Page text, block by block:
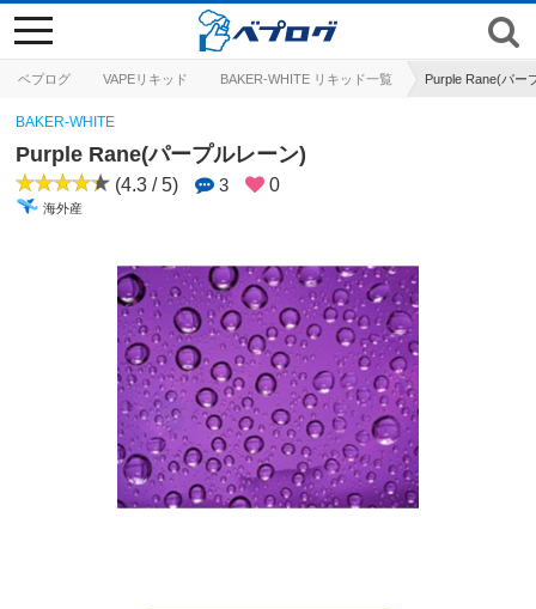
ベプログ VAPEリキッド BAKER-WHITE リキッド一覧 Purple Rane(パー
toggle
navigation
BAKER-WHITE
Purple Rane(パープルレーン)
(4.3 / 5) 3 0
海外産